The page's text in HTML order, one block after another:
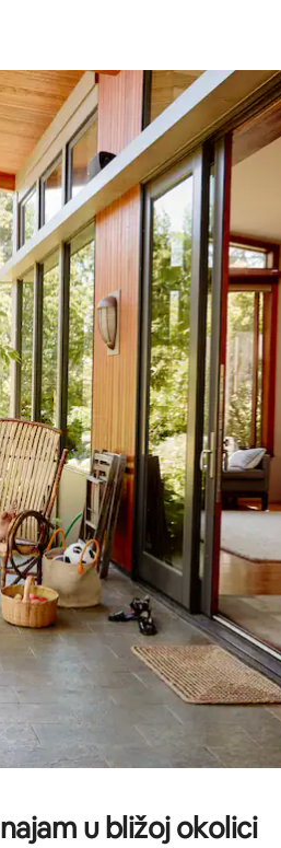
i prema dolje, kao i dodirom ili
u bližoj okolici